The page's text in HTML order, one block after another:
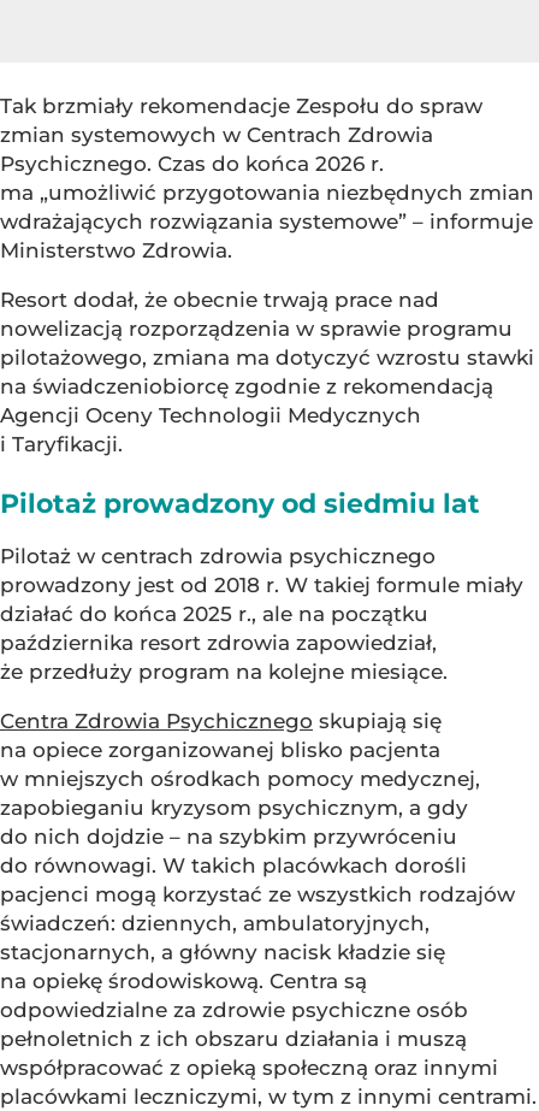
Tak brzmiały rekomendacje Zespołu do spraw
zmian systemowych w Centrach Zdrowia
Psychicznego. Czas do końca 2026 r.
ma „umożliwić przygotowania niezbędnych zmian
wdrażających rozwiązania systemowe” – informuje
Ministerstwo Zdrowia.
Resort dodał, że obecnie trwają prace nad
nowelizacją rozporządzenia w sprawie programu
pilotażowego, zmiana ma dotyczyć wzrostu stawki
na świadczeniobiorcę zgodnie z rekomendacją
Agencji Oceny Technologii Medycznych
i Taryfikacji.
Pilotaż prowadzony od siedmiu lat
Pilotaż w centrach zdrowia psychicznego
prowadzony jest od 2018 r. W takiej formule miały
działać do końca 2025 r., ale na początku
października resort zdrowia zapowiedział,
że przedłuży program na kolejne miesiące.
Centra Zdrowia Psychicznego skupiają się
na opiece zorganizowanej blisko pacjenta
w mniejszych ośrodkach pomocy medycznej,
zapobieganiu kryzysom psychicznym, a gdy
do nich dojdzie – na szybkim przywróceniu
do równowagi. W takich placówkach dorośli
pacjenci mogą korzystać ze wszystkich rodzajów
świadczeń: dziennych, ambulatoryjnych,
stacjonarnych, a główny nacisk kładzie się
na opiekę środowiskową. Centra są
odpowiedzialne za zdrowie psychiczne osób
pełnoletnich z ich obszaru działania i muszą
współpracować z opieką społeczną oraz innymi
placówkami leczniczymi, w tym z innymi centrami.